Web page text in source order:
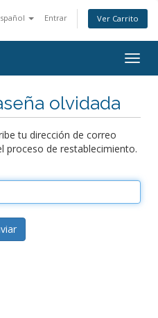
Entrar Ver Carrito
olvidada
tu dirección de correo
proceso de restablecimiento.